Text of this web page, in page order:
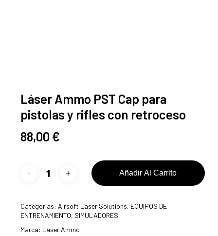
Láser Ammo PST Cap para
pistolas y rifles con retroceso
88,00 €
Añadir Al Carrito
Categorías: Airsoft Laser Solutions, EQUIPOS DE
ENTRENAMIENTO, SIMULADORES
Marca: Laser Ammo